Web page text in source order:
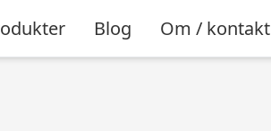
Blog Om / kontakt